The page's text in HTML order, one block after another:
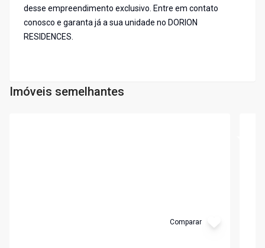
desse empreendimento exclusivo. Entre em contato
conosco e garanta já a sua unidade no DORION
RESIDENCES.
Imóveis semelhantes
Comparar